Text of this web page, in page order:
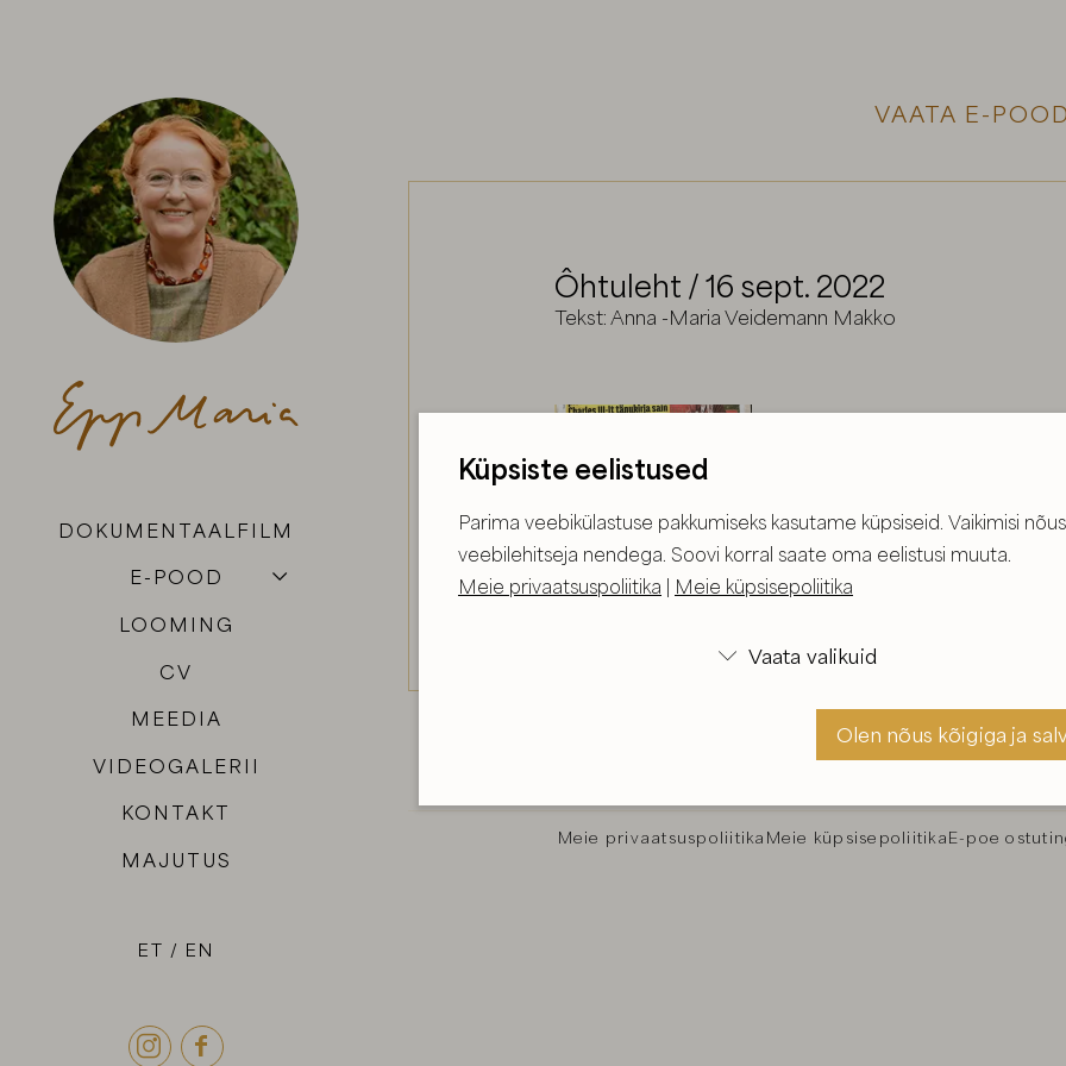
ET EN
 
DOKUMENTAALFILM
E-POOD
LOOMING
CV
MEEDIA
VIDEOGALERII
KONTAKT
MAJUTUS
VAATA E-
Ôhtuleht / 16 sept. 2022
Tekst: Anna -Maria Veidemann Makko
sisalduv materjal on
ei ole soovitav selles sisalduvat materjali
Meie privaatsuspoliitika Meie küpsisepoliitikaE-poe
Küpsiste eelistused
Parima veebikülastuse pakkumiseks kasutame küpsiseid. Vaikimisi
veebilehitseja nendega. Soovi korral saate oma eelistusi muuta.
Meie privaatsuspoliitika
Meie küpsisepoliitika
 Vaata valikuid
Olen nõus kõigiga ja